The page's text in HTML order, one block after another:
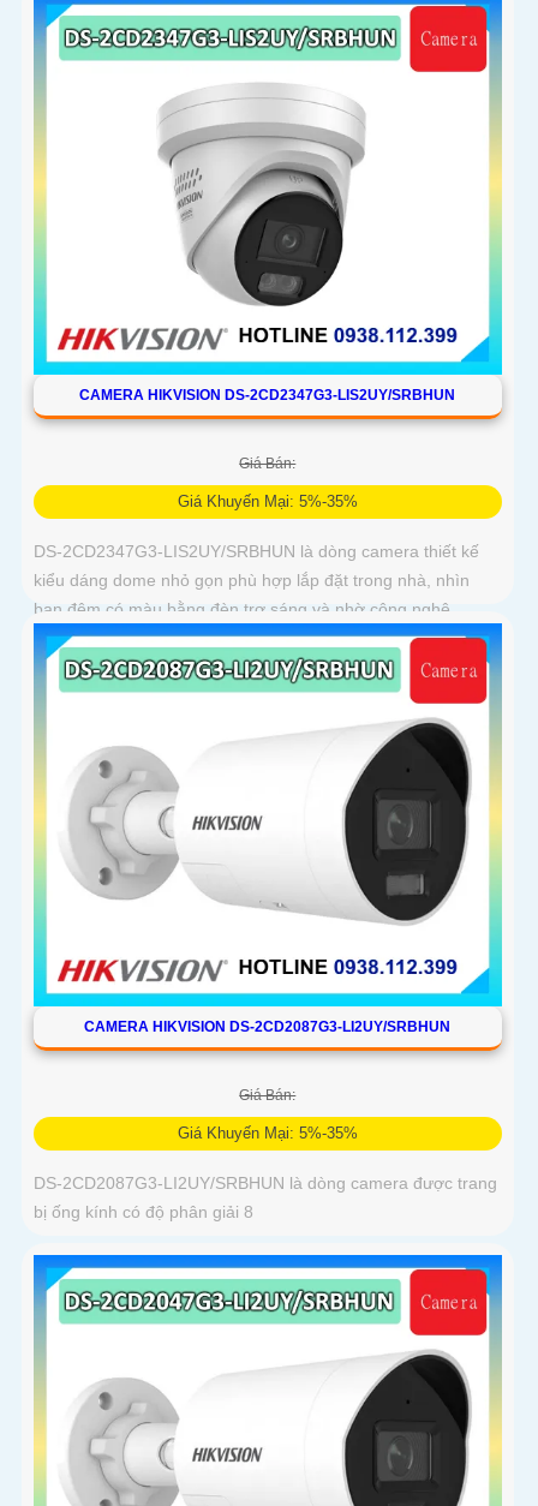
CAMERA HIKVISION DS-2CD2347G3-LIS2UY/SRBHUN
Giá Bán:
Giá Khuyến Mại: 5%-35%
DS-2CD2347G3-LIS2UY/SRBHUN là dòng camera thiết kế
kiểu dáng dome nhỏ gọn phù hợp lắp đặt trong nhà, nhìn
ban đêm có màu bằng đèn trợ sáng và nhờ công nghệ
ColorVU HikAI-ISP, có tính năng AI giúp nhận diện người và
phương tiện, tích hợp micro kép
CAMERA HIKVISION DS-2CD2087G3-LI2UY/SRBHUN
Giá Bán:
Giá Khuyến Mại: 5%-35%
DS-2CD2087G3-LI2UY/SRBHUN là dòng camera được trang
bị ống kính có độ phân giải 8